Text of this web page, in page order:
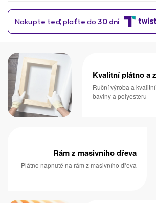
Kvalitní plátno a
Ruční výroba a
bavlny a polyesteru
Rám z masivního dřeva
Plátno napnuté na rám z masivního dřeva